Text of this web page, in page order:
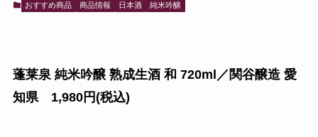
おすすめ商品 商品情報 日本酒 純米吟醸
蓬莱泉 純米吟醸 熟成生酒 和 720ml／関谷醸造 愛
知県 1,980円(税込)